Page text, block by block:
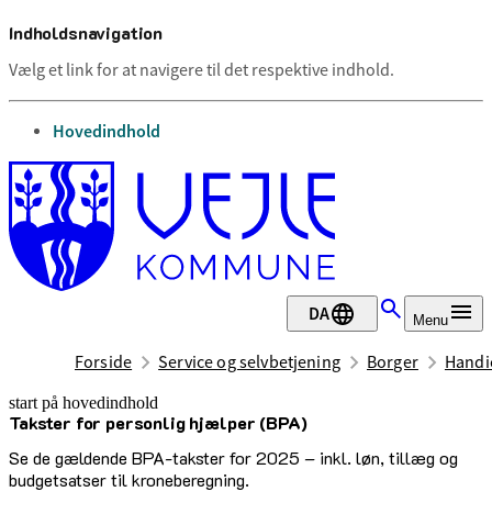
Indholdsnavigation
Vælg et link for at navigere til det respektive indhold.
gå til
Hovedindhold
DA Menu
Forside Service og selvbetjening Borger
start på hovedindhold
Takster for personlig hjælper (BPA)
Se de gældende BPA-takster for 2025 – inkl. løn, tillæg og
budgetsatser til kroneberegning.
senest opdateret 22. juni 2026